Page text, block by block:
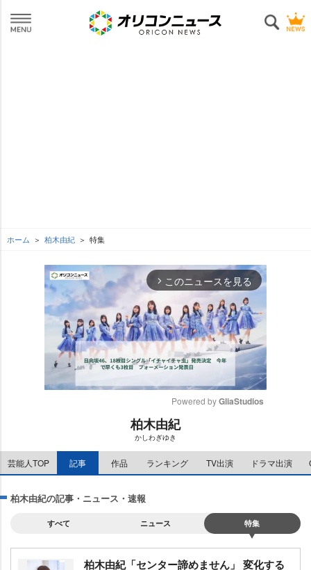
ホーム 柏木由紀 特集
arrow_forward_ios このニュースを見る
e
Powered by GliaStudios
柏木由紀
かしわぎゆき
芸能人TOP 記事 作品 ランキング TV出演 ドラマ出演
柏木由紀の記事・ニュース・速報
すべて ニュース 特集
柏木由紀「センター諦めません」 変化する